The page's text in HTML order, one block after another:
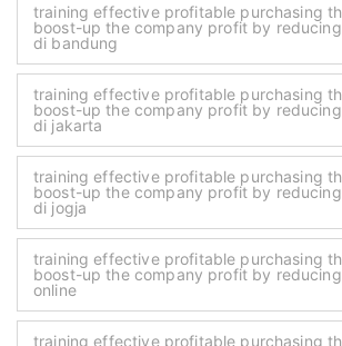
training effective profitable purchasing
boost-up the company profit by
di bandung
training effective profitable purchasing
boost-up the company profit by
di jakarta
training effective profitable purchasing
boost-up the company profit by
di jogja
training effective profitable purchasing
boost-up the company profit by
online
training effective profitable purchasing